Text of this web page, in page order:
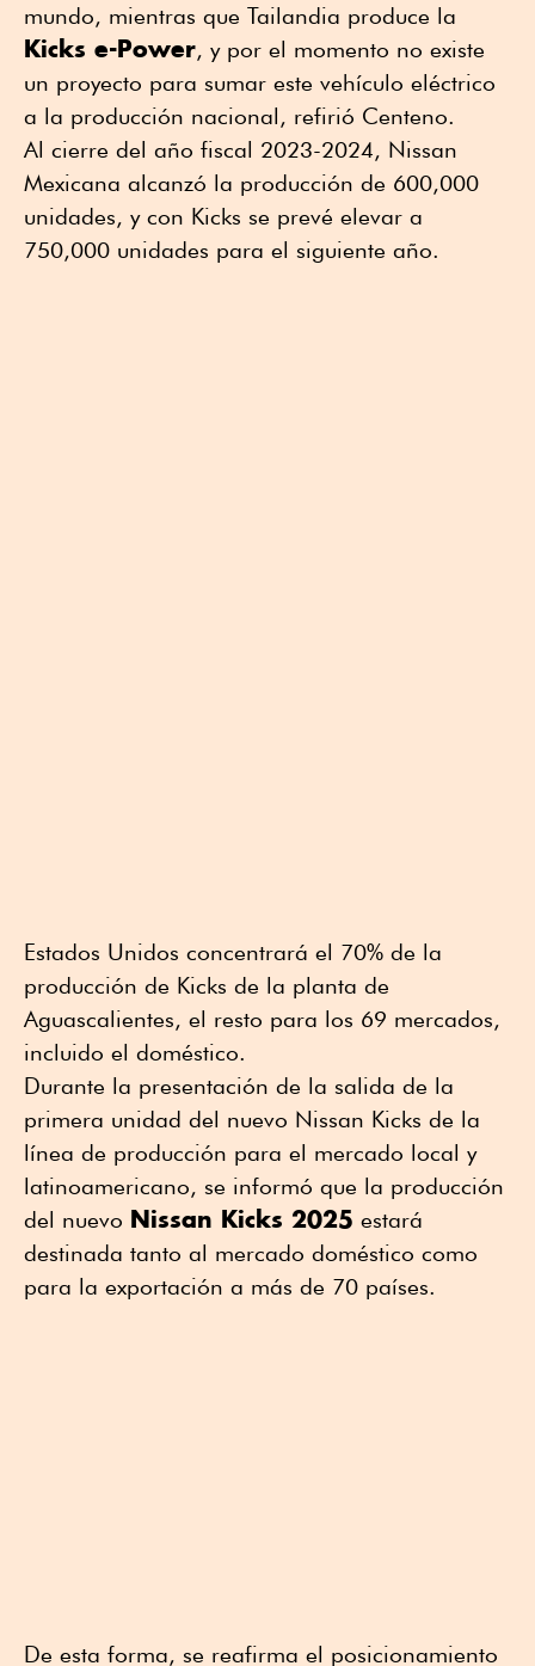
mundo, mientras que Tailandia produce la
Kicks e-Power, y por el momento no existe
un proyecto para sumar este vehículo eléctrico
a la producción nacional, refirió Centeno.
Al cierre del año fiscal 2023-2024, Nissan
Mexicana alcanzó la producción de 600,000
unidades, y con Kicks se prevé elevar a
750,000 unidades para el siguiente año.
Estados Unidos concentrará el 70% de la
producción de Kicks de la planta de
Aguascalientes, el resto para los 69 mercados,
incluido el doméstico.
Durante la presentación de la salida de la
primera unidad del nuevo Nissan Kicks de la
línea de producción para el mercado local y
latinoamericano, se informó que la producción
del nuevo Nissan Kicks 2025 estará
destinada tanto al mercado doméstico como
para la exportación a más de 70 países.
De esta forma, se reafirma el posicionamiento